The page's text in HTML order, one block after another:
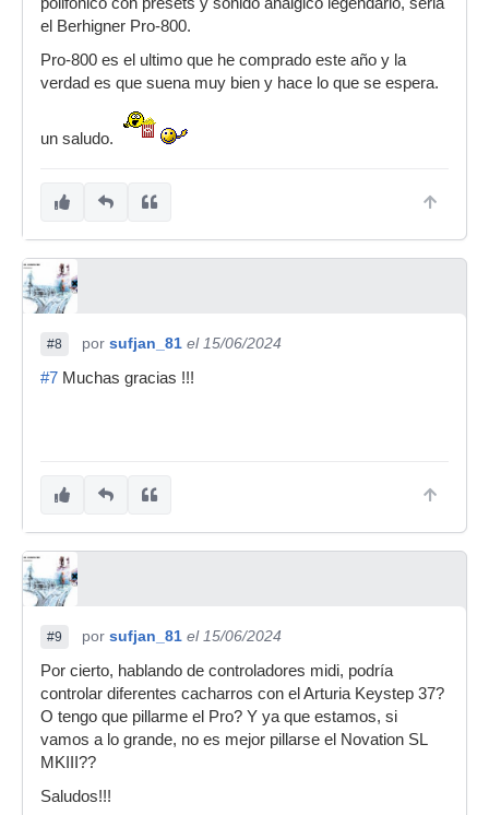
el Berhigner Pro-800.
Pro-800 es el ultimo que he comprado este año y la
verdad es que suena muy bien y hace lo que se espera.
un saludo.
#8 por sufjan_81 el 15/06/2024
#7 Muchas gracias !!!
#9 por sufjan_81 el 15/06/2024
Por cierto, hablando de controladores midi, podría
controlar diferentes cacharros con el Arturia Keystep 37?
O tengo que pillarme el Pro? Y ya que estamos, si
vamos a lo grande, no es mejor pillarse el Novation SL
MKIII??
Saludos!!!